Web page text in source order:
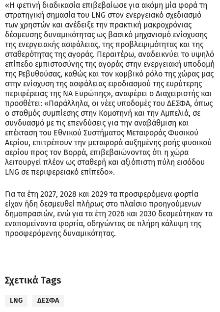
«Η φετινή διαδικασία επιβεβαίωσε για ακόμη μία φορά τη
στρατηγική σημασία του LNG στον ενεργειακό σχεδιασμό
των χρηστών και ανέδειξε την πρακτική μακροχρόνιας
δέσμευσης δυναμικότητας ως βασικό μηχανισμό ενίσχυσης
της ενεργειακής ασφάλειας, της προβλεψιμότητας και της
σταθερότητας της αγοράς. Περαιτέρω, αναδεικνύει το υψηλό
επίπεδο εμπιστοσύνης της αγοράς στην ενεργειακή υποδομή
της Ρεβυθούσας, καθώς και τον κομβικό ρόλο της χώρας μας
στην ενίσχυση της ασφάλειας εφοδιασμού της ευρύτερης
περιφέρειας της ΝΑ Ευρώπης», αναφέρει ο Διαχειριστής και
προσθέτει: «Παράλληλα, οι νέες υποδομές του ΔΕΣΦΑ, όπως
ο σταθμός συμπίεσης στην Κομοτηνή και την Αμπελιά, σε
συνδυασμό με τις επενδύσεις για την αναβάθμιση και
επέκταση του Εθνικού Συστήματος Μεταφοράς Φυσικού
Αερίου, επιτρέπουν την μεταφορά αυξημένης ροής φυσικού
αερίου προς τον Βορρά, επιβεβαιώνοντας ότι η χώρα
λειτουργεί πλέον ως σταθερή και αξιόπιστη πύλη εισόδου
LNG σε περιφερειακό επίπεδο».
Για τα έτη 2027, 2028 και 2029 τα προσφερόμενα φορτία
είχαν ήδη δεσμευθεί πλήρως στο πλαίσιο προηγούμενων
δημοπρασιών, ενώ για τα έτη 2026 και 2030 δεσμεύτηκαν τα
εναπομείναντα φορτία, οδηγώντας σε πλήρη κάλυψη της
προσφερόμενης δυναμικότητας.
Σχετικά Tags
LNG ΔΕΣΦΑ